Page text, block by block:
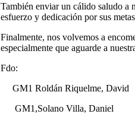
También enviar un cálido saludo a
esfuerzo y dedicación por sus
Finalmente, nos volvemos a
especialmente que aguarde a
Fdo:
GM1 Roldán Riquelme, David
GM1,Solano Villa, Daniel